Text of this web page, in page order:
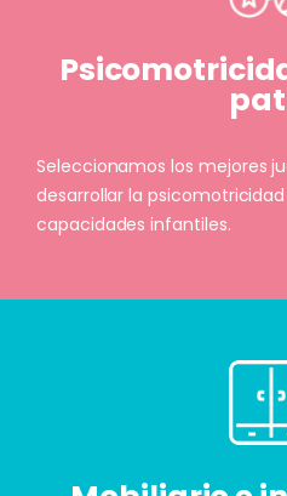
Seleccionamos los mejores
desarrollar la
capacidades infantiles.